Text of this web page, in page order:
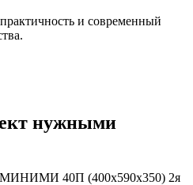
и современный
нужными
МИНИМИ 40П (400x590x350) 2я